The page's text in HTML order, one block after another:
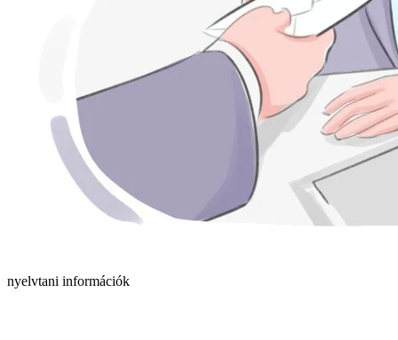
nyelvtani információk